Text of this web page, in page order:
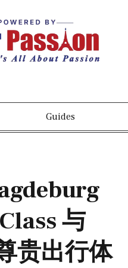
Guides
与
贵出行体